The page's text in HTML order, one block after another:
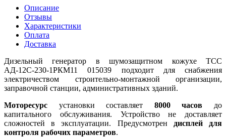
Описание
Отзывы
Характеристики
Оплата
Доставка
Дизельный генератор в шумозащитном кожухе ТСС
АД-12С-230-1РКМ11 015039 подходит для снабжения
электричеством строительно-монтажной организации,
заправочной станции, административных зданий.
Моторесурс установки составляет 8000 часов до
капитального обслуживания. Устройство не доставляет
сложностей в эксплуатации. Предусмотрен дисплей для
контроля рабочих параметров.